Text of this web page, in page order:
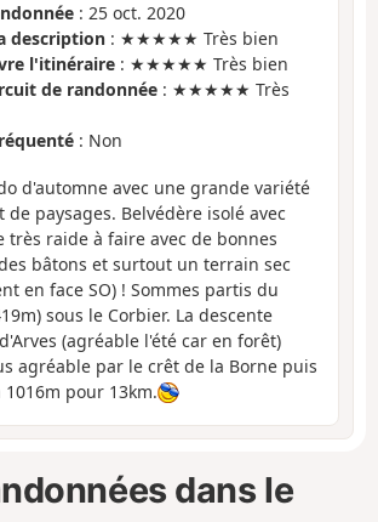
: 25 oct. 2020
description : ★★★★★ Très bien
l'itinéraire : ★★★★★ Très bien
de randonnée : ★★★★★ Très
: Non
d'automne avec une grande variété
paysages. Belvédère isolé avec
très raide à faire avec de bonnes
bâtons et surtout un terrain sec
en face SO) ! Sommes partis du
sous le Corbier. La descente
(agréable l'été car en forêt)
agréable par le crêt de la Borne puis
1016m pour 13km.
dans le